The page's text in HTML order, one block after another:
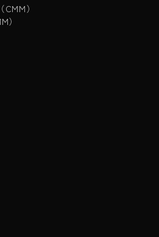
）
）